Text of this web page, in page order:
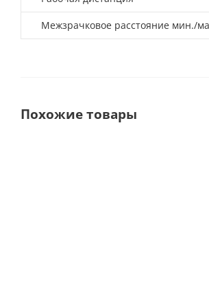
Межзрачковое расстояние мин./
Похожие товары
MaxDETAIL Бинокулярные лупы